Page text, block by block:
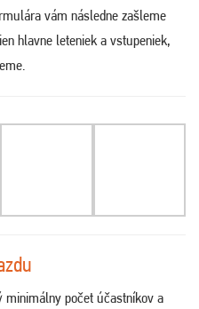
vám následne zašleme
hlavne leteniek a vstupeniek,
.
minimálny počet účastníkov a